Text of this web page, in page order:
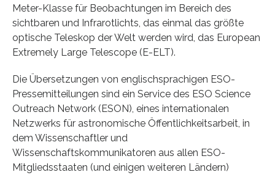
Meter-Klasse für Beobachtungen im Bereich des
sichtbaren und Infrarotlichts, das einmal das größte
optische Teleskop der Welt werden wird, das European
Extremely Large Telescope (E-ELT).
Die Übersetzungen von englischsprachigen ESO-
Pressemitteilungen sind ein Service des ESO Science
Outreach Network (ESON), eines internationalen
Netzwerks für astronomische Öffentlichkeitsarbeit, in
dem Wissenschaftler und
Wissenschaftskommunikatoren aus allen ESO-
Mitgliedsstaaten (und einigen weiteren Ländern)